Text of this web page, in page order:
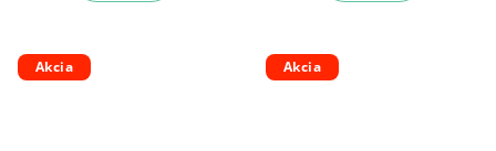
Akcia Akcia